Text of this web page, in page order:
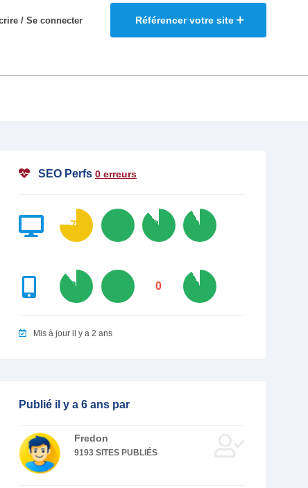
Référencer votre site
/ Se connecter
SEO Perfs 0 erreurs
76 89 92
89 0 92
Mis à jour il y a 2 ans
Publié il y a 6 ans par
Fredon
9193 SITES PUBLIÉS